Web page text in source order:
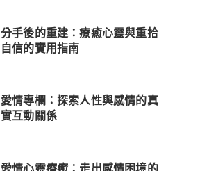
分手後的重建：療癒心靈與重拾
自信的實用指南
愛情專欄：探索人性與感情的真
實互動關係